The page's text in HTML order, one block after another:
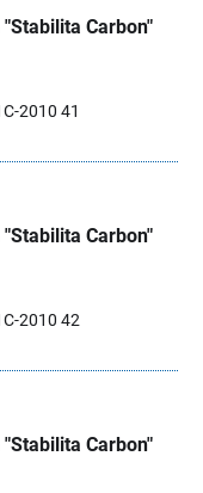
Carbon"
2010 41
Carbon"
2010 42
Carbon"